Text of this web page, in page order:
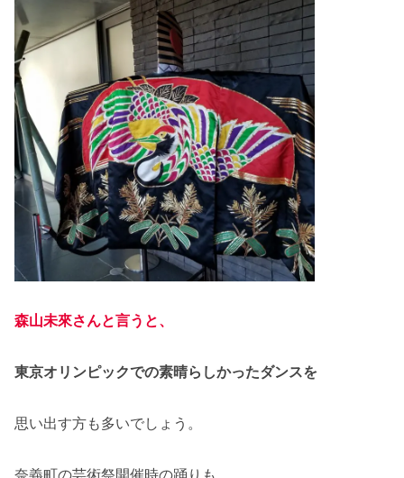
森山未來さんと言うと、
東京オリンピックでの素晴らしかったダンスを
思い出す方も多いでしょう。
奈義町の芸術祭開催時の踊りも